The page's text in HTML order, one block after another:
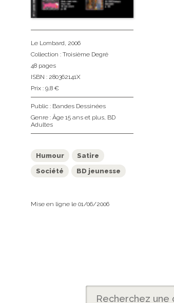
Le Lombard, 2006
Collection : Troisième Degré
48 pages
ISBN : 280362141X
Prix : 9,8 €
Public : Bandes Dessinées
Genre : Âge 15 ans et plus, BD
Adultes
Humour
Satire
Société
BD jeunesse
Mise en ligne le 01/06/2006